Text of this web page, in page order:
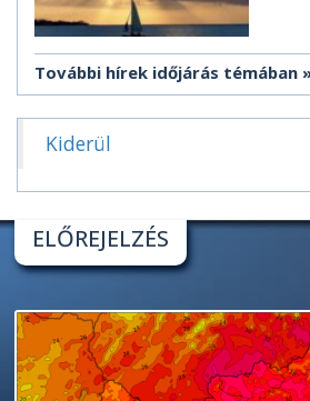
További hírek időjárás témában
Kiderül
ELŐREJELZÉS